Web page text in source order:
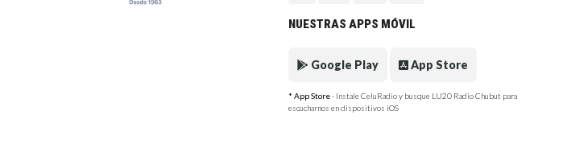
NUESTRAS APPS MÓVIL
Google Play App Store
* App Store- Instale CeluRadio y busque LU20 Radio Chubut para
escucharnos en dispositivos iOS